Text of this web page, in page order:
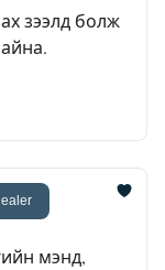
зээлд болж
мэнд,